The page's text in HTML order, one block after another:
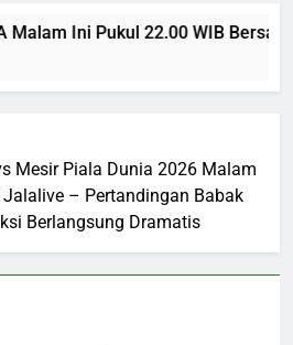
Ini Pukul 22.00 WIB Bersama
Mesir Piala Dunia 2026 Malam
Jalalive – Pertandingan Babak
Berlangsung Dramatis